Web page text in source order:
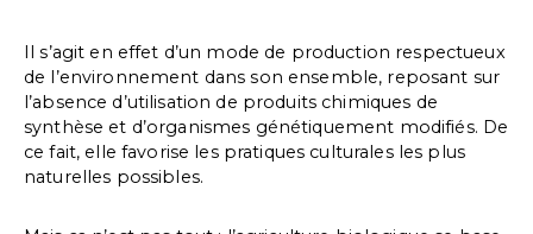
Il s’agit en effet d’un mode de production respectueux
de l’environnement dans son ensemble, reposant sur
l’absence d’utilisation de produits chimiques de
synthèse et d’organismes génétiquement modifiés. De
ce fait, elle favorise les pratiques culturales les plus
naturelles possibles.